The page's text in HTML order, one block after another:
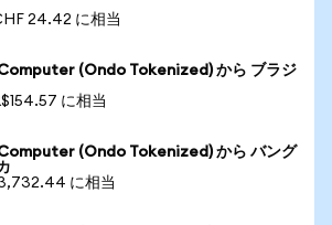
24.42 に相当
(Ondo Tokenized) から ブラジ
に相当
(Ondo Tokenized) から バング
に相当